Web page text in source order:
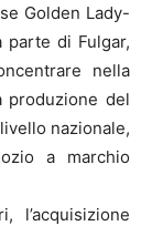
Golden Lady-
parte di Fulgar,
nella
produzione del
nazionale,
a marchio
l’acquisizione